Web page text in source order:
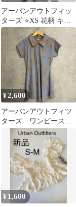
アーバンアウトフィッ
ターズ ⭐️XS 花柄 キャ
ミソールチュニック テ
ィアード
¥2,600
アーバンアウトフィツ
ターズ ワンピース
urban outfitters
¥ 1,600